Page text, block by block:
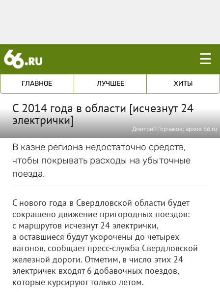
☰
ГЛАВНОЕ ЛУЧШЕЕ ХИТЫ
С 2014 года в области [исчезнут 24
электрички]
Дмитрий Горчаков; архив 66.ru
В казне региона недостаточно средств,
чтобы покрывать расходы на убыточные
поезда.
С нового года в Свердловской области будет
сокращено движение пригородных поездов:
с маршрутов исчезнут 24 электрички,
а оставшиеся будут укорочены до четырех
вагонов, сообщает пресс-служба Свердловской
железной дороги. Отметим, в число этих 24
электричек входят 6 добавочных поездов,
которые курсируют только летом.